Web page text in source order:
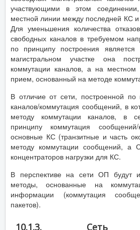
участвующими в этом
местной линии между последней КС
Для уменьшения количества
свободных каналов в требуемом
по принципу построения является
магистральном участке она
коммутации каналов, а на местном
прием, основанный на методе
В отличие от сети, построенной по
каналов/коммутация сообщений, в
методу коммутации каналов, в
принципу коммутация сообщений/
основные КС (транзитные и часть
методу коммутации сообщений, а
концентраторов нагрузки для КС.
В перспективе на сети ОП будут
методы, основанные на
информации (коммутация
пакетов).
10.1.3. Сеть